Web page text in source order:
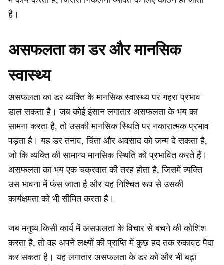
है।
असफलता का डर और मानसिक
स्वास्थ्य
असफलता का डर व्यक्ति के मानसिक स्वास्थ्य पर गहरा प्रभाव
डाल सकता है। जब कोई इंसान लगातार असफलता के भय का
सामना करता है, तो उसकी मानसिक स्थिति पर नकारात्मक प्रभाव
पड़ता है। यह डर तनाव, चिंता और अवसाद को जन्म दे सकता है,
जो कि व्यक्ति की सामान्य मानसिक स्थिति को प्रभावित करते हैं।
असफलता का भय एक चक्रवात की तरह होता है, जिसमें व्यक्ति
उस भावना में फंस जाता है और यह निश्चित रूप से उसकी
कार्यक्षमता को भी सीमित करता है।
जब मनुष्य किसी कार्य में असफलता के विचार से बचने की कोशिश
करता है, तो वह अपने लक्ष्यों की प्राप्ति में कुछ हद तक रुकावट पैदा
कर सकता है। यह लगातार असफलता के डर को और भी बढ़ा